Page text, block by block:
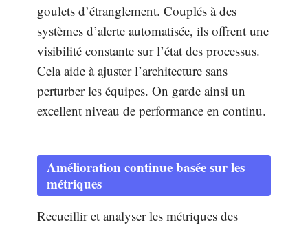
goulets d’étranglement. Couplés à des
systèmes d’alerte automatisée, ils offrent une
visibilité constante sur l’état des processus.
Cela aide à ajuster l’architecture sans
perturber les équipes. On garde ainsi un
excellent niveau de performance en continu.
Amélioration continue basée sur les
métriques
Recueillir et analyser les métriques des